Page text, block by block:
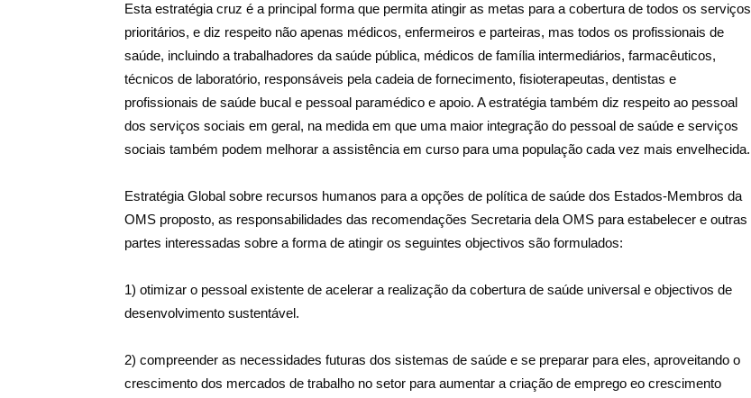
Esta estratégia cruz é a principal forma que permita atingir as metas para a cobertura de todos os serviços
prioritários, e diz respeito não apenas médicos, enfermeiros e parteiras, mas todos os profissionais de
saúde, incluindo a trabalhadores da saúde pública, médicos de família intermediários, farmacêuticos,
técnicos de laboratório, responsáveis ​​pela cadeia de fornecimento, fisioterapeutas, dentistas e
profissionais de saúde bucal e pessoal paramédico e apoio. A estratégia também diz respeito ao pessoal
dos serviços sociais em geral, na medida em que uma maior integração do pessoal de saúde e serviços
sociais também podem melhorar a assistência em curso para uma população cada vez mais envelhecida.
Estratégia Global sobre recursos humanos para a opções de política de saúde dos Estados-Membros da
OMS proposto, as responsabilidades das recomendações Secretaria dela OMS para estabelecer e outras
partes interessadas sobre a forma de atingir os seguintes objectivos são formulados:
1) otimizar o pessoal existente de acelerar a realização da cobertura de saúde universal e objectivos de
desenvolvimento sustentável.
2) compreender as necessidades futuras dos sistemas de saúde e se preparar para eles, aproveitando o
crescimento dos mercados de trabalho no setor para aumentar a criação de emprego eo crescimento